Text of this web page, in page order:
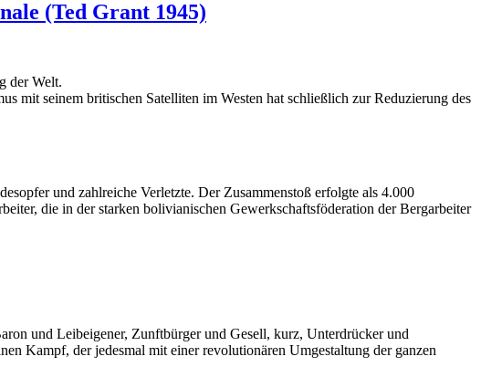
(Ted Grant 1945)
der Welt.
mit seinem britischen Satelliten im Westen hat schließlich zur Reduzierung des
und zahlreiche Verletzte. Der Zusammenstoß erfolgte als 4.000
die in der starken bolivianischen Gewerkschaftsföderation der Bergarbeiter
und Leibeigener, Zunftbürger und Gesell, kurz, Unterdrücker und
Kampf, der jedesmal mit einer revolutionären Umgestaltung der ganzen